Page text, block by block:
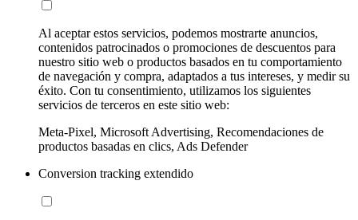
Al aceptar estos servicios, podemos mostrarte anuncios,
contenidos patrocinados o promociones de descuentos para
nuestro sitio web o productos basados en tu comportamiento
de navegación y compra, adaptados a tus intereses, y medir su
éxito. Con tu consentimiento, utilizamos los siguientes
servicios de terceros en este sitio web:
Meta-Pixel, Microsoft Advertising, Recomendaciones de
productos basadas en clics, Ads Defender
Conversion tracking extendido